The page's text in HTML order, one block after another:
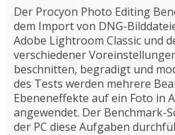
Der Procyon Photo Editing
dem Import von DNG-
Adobe Lightroom Classic und
verschiedener
beschnitten, begradigt und
des Tests werden mehrere
Ebeneneffekte auf ein Foto in
angewendet. Der Benchmark-
der PC diese Aufgaben